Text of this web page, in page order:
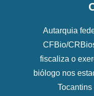
Autarquia
CFBio/
fiscaliza o
biólogo nos